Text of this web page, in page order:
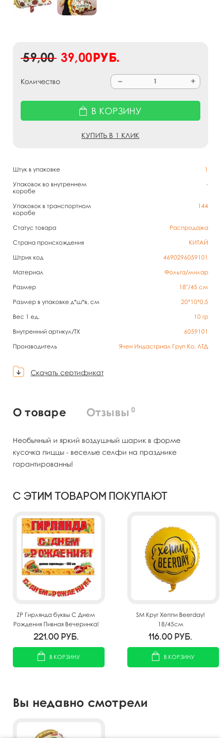
Штук в упаковке
1
Упаковок во внутреннем
коробе
-
Упаковок в транспортном
коробе
144
Статус товара
Распродажа
Страна происхождения
КИТАЙ
Штрих код
4690296059101
Материал
Фольга/милар
Размер
18"/45 см
Размер в упаковке д*ш*в, см
20*10*0,5
Вес 1 ед.
10 гр
Внутренний артикул/TX
6059101
Производитель
Ячен Индастриал Груп Ко, ЛТД
Скачать сертификат
59,00 39,00руб.
Количество
В КОРЗИНУ
КУПИТЬ В 1 КЛИК
О товаре Отзывы 0
Необычный и яркий воздушный шарик в форме
кусочка пиццы - веселые селфи на празднике
гарантированны!
С этим товаром покупают
ZP Гирлянда буквы С Днем
Рождения Пивная Вечеринка!
180см
221.00 руб.
В КОРЗИНУ
SM Круг Хеппи Beerday!
18/45см
116.00 руб.
В КОРЗИНУ
Вы недавно смотрели